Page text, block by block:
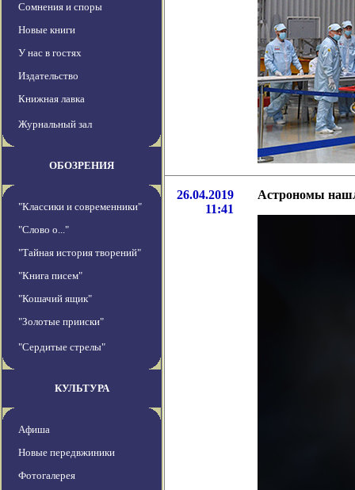
Сомнения и споры
Новые книги
У нас в гостях
Издательство
Книжная лавка
Журнальный зал
ОБОЗРЕНИЯ
"Классики и современники"
"Слово о..."
"Тайная история творений"
"Книга писем"
"Кошачий ящик"
"Золотые прииски"
"Сердитые стрелы"
КУЛЬТУРА
Афиша
Новые передвжиники
Фотогалерея
26.04.2019
11:41
Астрономы